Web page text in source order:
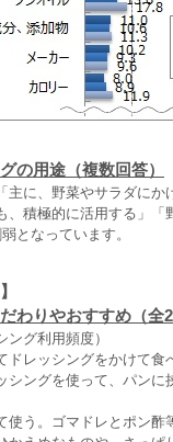
の用途（複数回答）
主に、野菜やサラダに
、積極的に活用する」
となっています。
わりやおすすめ（全
グ利用頻度）
ドレッシングをかけて
シングを使って、パン
使う。ゴマドレとポン酢